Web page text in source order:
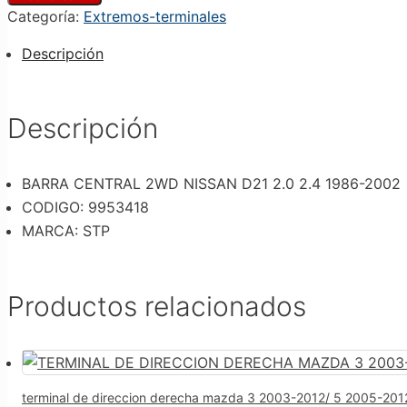
2WD
NISSAN
D21
1986-
2002
Categoría: Extremos-terminales
Descripción
Descripción
BARRA CENTRAL 2WD NISSAN D21 2.0 2.4 1986-2002
CODIGO: 9953418
MARCA: STP
Productos relacionados
terminal de direccion derecha mazda 3 2003-2012/ 5 2005-